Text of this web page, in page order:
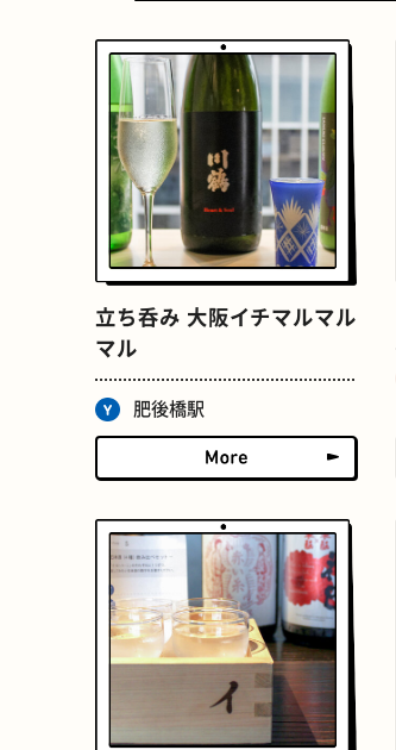
おいもスイーツ
ジューススタンド たまごサンド
立ち呑み 大阪イチマルマル
マル
肥後橋駅